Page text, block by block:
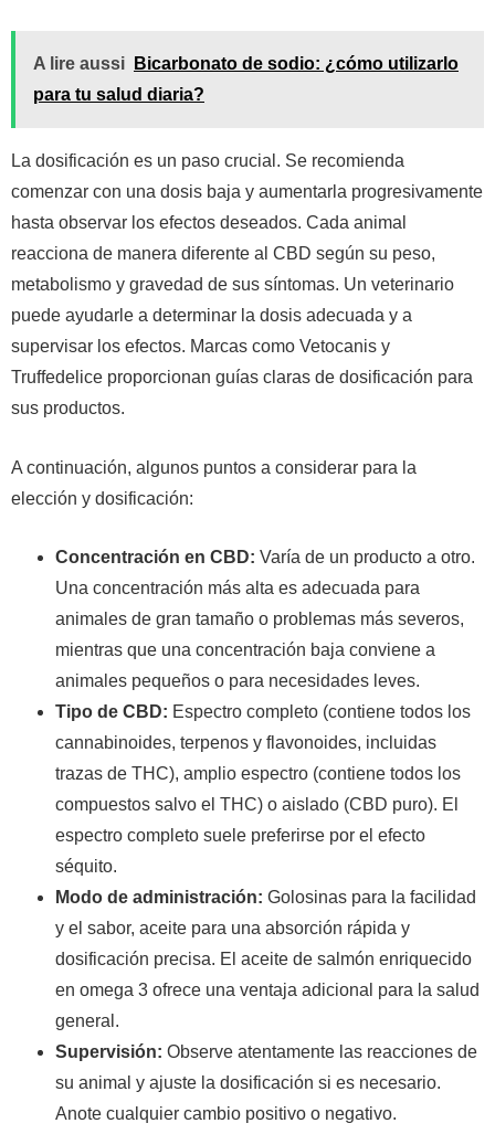
A lire aussi
Bicarbonato de sodio: ¿cómo utilizarlo
para tu salud diaria?
La dosificación es un paso crucial. Se recomienda
comenzar con una dosis baja y aumentarla progresivamente
hasta observar los efectos deseados. Cada animal
reacciona de manera diferente al CBD según su peso,
metabolismo y gravedad de sus síntomas. Un veterinario
puede ayudarle a determinar la dosis adecuada y a
supervisar los efectos. Marcas como Vetocanis y
Truffedelice proporcionan guías claras de dosificación para
sus productos.
A continuación, algunos puntos a considerar para la
elección y dosificación:
Concentración en CBD: Varía de un producto a otro.
Una concentración más alta es adecuada para
animales de gran tamaño o problemas más severos,
mientras que una concentración baja conviene a
animales pequeños o para necesidades leves.
Tipo de CBD: Espectro completo (contiene todos los
cannabinoides, terpenos y flavonoides, incluidas
trazas de THC), amplio espectro (contiene todos los
compuestos salvo el THC) o aislado (CBD puro). El
espectro completo suele preferirse por el efecto
séquito.
Modo de administración: Golosinas para la facilidad
y el sabor, aceite para una absorción rápida y
dosificación precisa. El aceite de salmón enriquecido
en omega 3 ofrece una ventaja adicional para la salud
general.
Supervisión: Observe atentamente las reacciones de
su animal y ajuste la dosificación si es necesario.
Anote cualquier cambio positivo o negativo.